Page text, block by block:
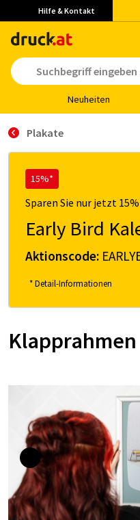
Hilfe & Kontakt
Neu­hei­ten
Plakate
15%*
Sparen Sie nur jetzt
Early Bird
Aktionscode:
* Detail-Informationen
Klapprahmen